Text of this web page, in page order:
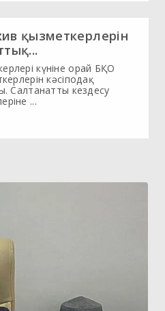
қызметкерлерін
күніне орай БҚО
кәсіподақ
Салтанатты кездесу
...